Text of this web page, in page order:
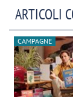
ARTICOLI
CAMPAGNE